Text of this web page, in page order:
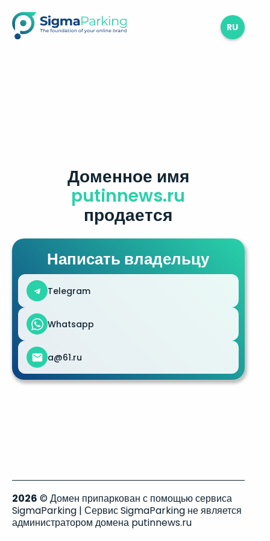
RU
Доменное имя
putinnews.ru
продается
Написать владельцу
Telegram
Whatsapp
a@61.ru
2026 © Домен припаркован с помощью сервиса
SigmaParking | Сервис SigmaParking не является
администратором домена putinnews.ru